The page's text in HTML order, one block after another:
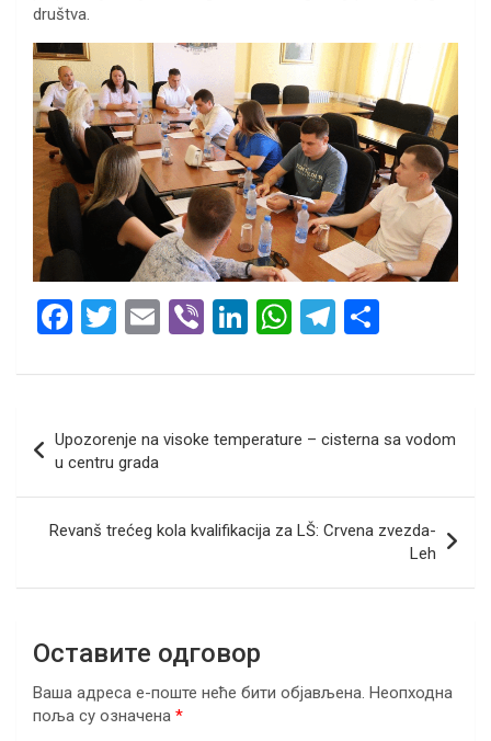
društva.
F
ce
o
o
k
T
tt
er
E
ail
Vi
er
Li
ke
n
W
at
A
p
p
T
e
a
m
ar
чланка
Upozorenje na visoke temperature – cisterna sa vodom
u centru grada
Revanš trećeg kola kvalifikacija za LŠ: Crvena zvezda-
Leh
Оставите одговор
Ваша адреса е-поште неће бити објављена. Неопходна
поља су означена *